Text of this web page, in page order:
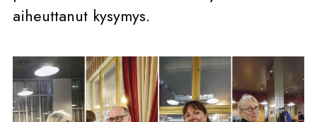
aiheuttanut kysymys.